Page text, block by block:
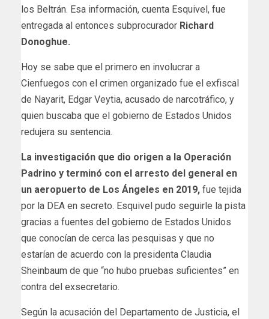
los Beltrán. Esa información, cuenta Esquivel, fue
entregada al entonces subprocurador Richard
Donoghue.
Hoy se sabe que el primero en involucrar a
Cienfuegos con el crimen organizado fue el exfiscal
de Nayarit, Edgar Veytia, acusado de narcotráfico, y
quien buscaba que el gobierno de Estados Unidos
redujera su sentencia.
La investigación que dio origen a la Operación
Padrino y terminó con el arresto del general en
un aeropuerto de Los Ángeles en 2019, fue tejida
por la DEA en secreto. Esquivel pudo seguirle la pista
gracias a fuentes del gobierno de Estados Unidos
que conocían de cerca las pesquisas y que no
estarían de acuerdo con la presidenta Claudia
Sheinbaum de que “no hubo pruebas suficientes” en
contra del exsecretario.
Según la acusación del Departamento de Justicia, el